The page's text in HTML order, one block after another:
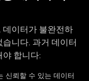
데이터가 불완전하
니다. 과거 데이터
합니다:
신뢰할 수 있는 데이터